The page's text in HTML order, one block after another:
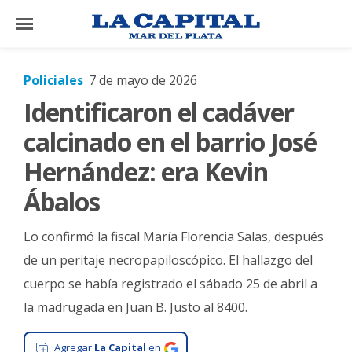
×
El
El
Mundo
La
Cultura
Tecnología
Gastronomía
Salud
Policiales 7 de mayo de 2026
Identificaron el cadáver
calcinado en el barrio José
Hernández: era Kevin
Ábalos
Lo confirmó la fiscal María Florencia Salas, después
de un peritaje necropapiloscópico. El hallazgo del
cuerpo se había registrado el sábado 25 de abril a
la madrugada en Juan B. Justo al 8400.
Agregar La Capital en